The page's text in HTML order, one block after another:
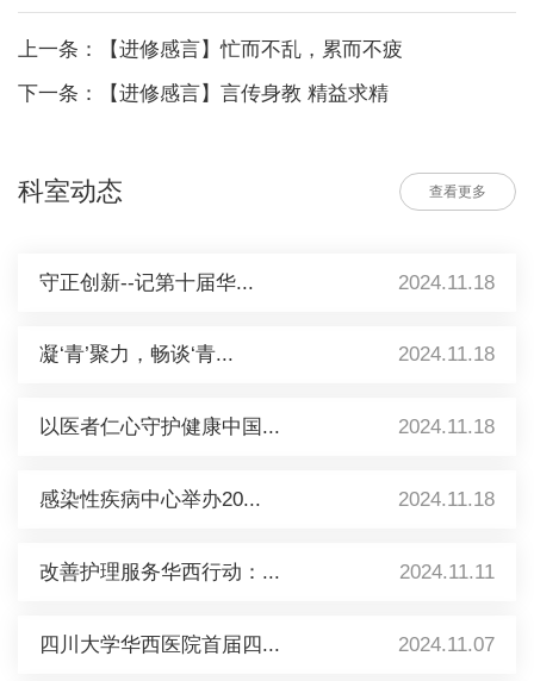
上一条：【进修感言】忙而不乱，累而不疲
下一条：【进修感言】言传身教 精益求精
科室动态 查看更多
守正创新--记第十届华... 2024.11.18
凝‘青’聚力，畅谈‘青... 2024.11.18
以医者仁心守护健康中国... 2024.11.18
感染性疾病中心举办20... 2024.11.18
改善护理服务华西行动：... 2024.11.11
四川大学华西医院首届四... 2024.11.07